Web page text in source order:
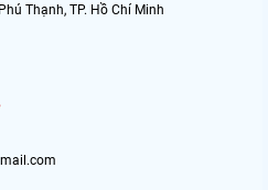
Thạnh, TP. Hồ Chí Minh